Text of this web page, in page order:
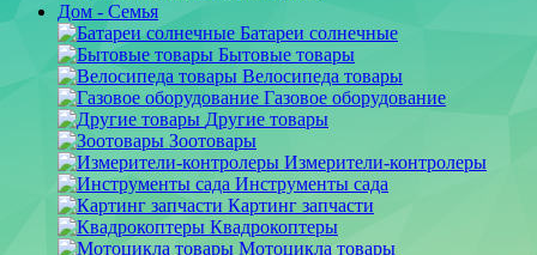
Дом - Семья
Батареи солнечные
Бытовые товары
Велосипеда товары
Газовое оборудование
Другие товары
Зоотовары
Измерители-контролеры
Инструменты сада
Картинг запчасти
Квадрокоптеры
Мотоцикла товары